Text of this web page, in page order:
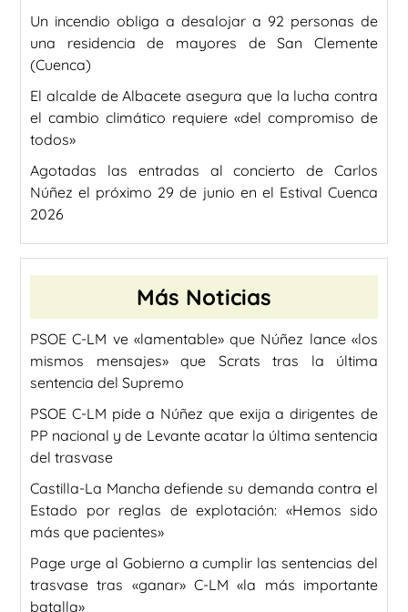
Un incendio obliga a desalojar a 92 personas de
una residencia de mayores de San Clemente
(Cuenca)
El alcalde de Albacete asegura que la lucha contra
el cambio climático requiere «del compromiso de
todos»
Agotadas las entradas al concierto de Carlos
Núñez el próximo 29 de junio en el Estival Cuenca
2026
Más Noticias
PSOE C-LM ve «lamentable» que Núñez lance «los
mismos mensajes» que Scrats tras la última
sentencia del Supremo
PSOE C-LM pide a Núñez que exija a dirigentes de
PP nacional y de Levante acatar la última sentencia
del trasvase
Castilla-La Mancha defiende su demanda contra el
Estado por reglas de explotación: «Hemos sido
más que pacientes»
Page urge al Gobierno a cumplir las sentencias del
trasvase tras «ganar» C-LM «la más importante
batalla»